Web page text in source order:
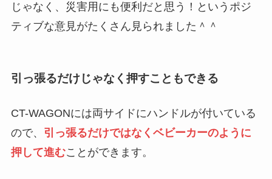
じゃなく、災害用にも便利だと思う！というポジ
ティブな意見がたくさん見られました＾＾
引っ張るだけじゃなく押すこともできる
CT-WAGONには両サイドにハンドルが付いている
ので、 引っ張るだけではなくベビーカーのように
押して進むことができます。